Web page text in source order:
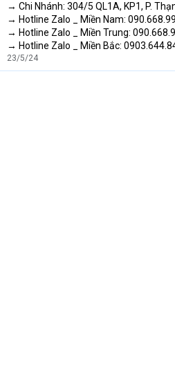
→ Chi Nhánh: 304/5 QL1A, KP1, P.
→ Hotline Zalo _ Miền Nam:
→ Hotline Zalo _ Miền Trung:
→ Hotline Zalo _ Miền Bắc:
23/5/24